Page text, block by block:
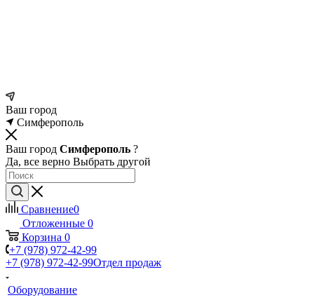
Ваш город
Симферополь
Ваш город Симферополь ?
Да, все верно Выбрать другой
Сравнение0
Отложенные 0
Корзина 0
+7 (978) 972-42-99
+7 (978) 972-42-99Отдел продаж
Оборудование